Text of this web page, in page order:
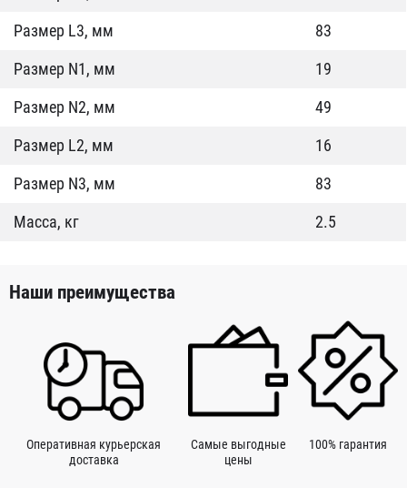
Размер L3, мм
83
Размер N1, мм
19
Размер N2, мм
49
Размер L2, мм
16
Размер N3, мм
83
Масса, кг
2.5
Наши преимущества
Оперативная курьерская
доставка
Самые выгодные
цены
100% гарантия